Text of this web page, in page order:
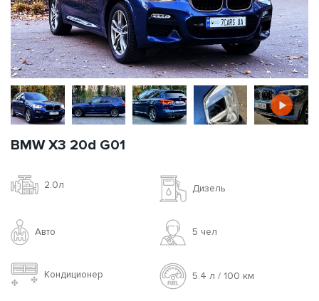
BMW X3 20d G01
2.0л Дизель
Авто 5 чел
Кондиционер 5.4 л / 100 км